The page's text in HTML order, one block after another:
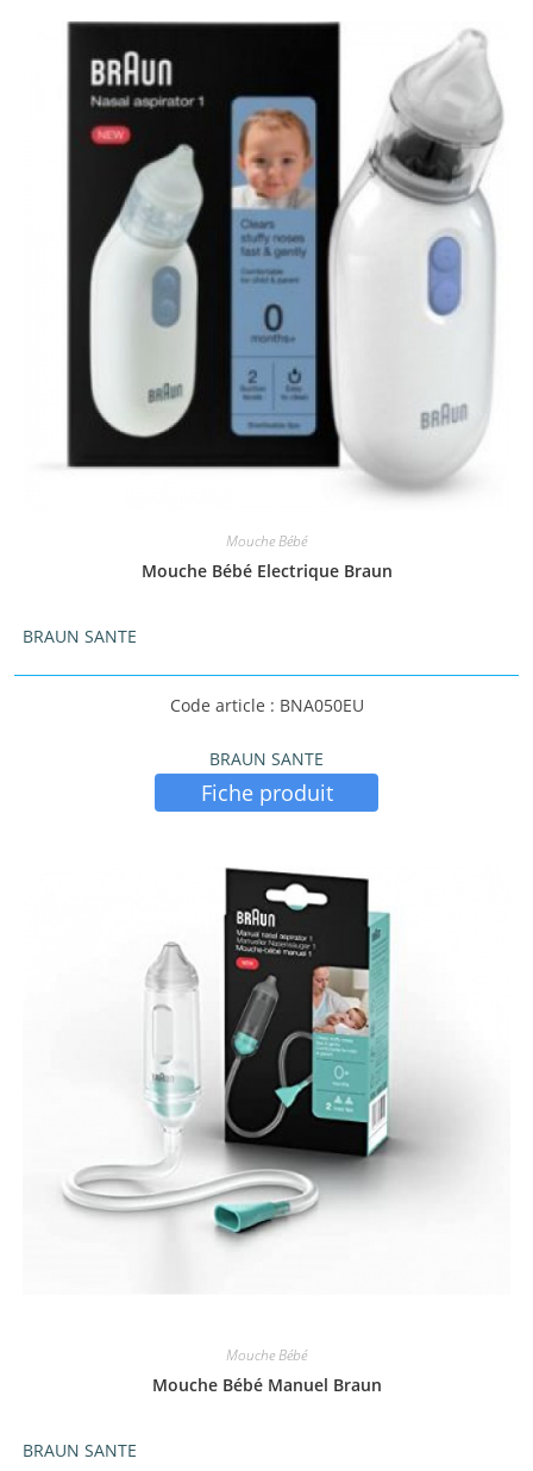
Mouche Bébé
Mouche Bébé Electrique Braun
BRAUN SANTE
Code article : BNA050EU
BRAUN SANTE
Fiche produit
Mouche Bébé
Mouche Bébé Manuel Braun
BRAUN SANTE